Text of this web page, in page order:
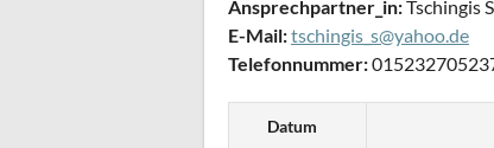
Ansprechpartner_in:Tschingis
E-Mail:tschingis_s@yahoo.de
Telefonnummer:
Datum